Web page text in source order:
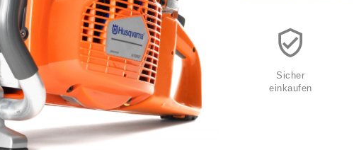
Sicher
einkaufen